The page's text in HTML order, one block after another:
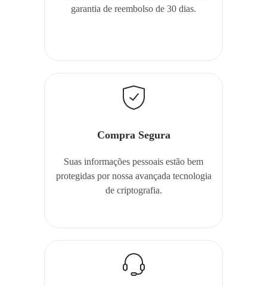
garantia de reembolso de 30 dias.
Compra Segura
Suas informações pessoais estão bem
protegidas por nossa avançada tecnologia
de criptografia.